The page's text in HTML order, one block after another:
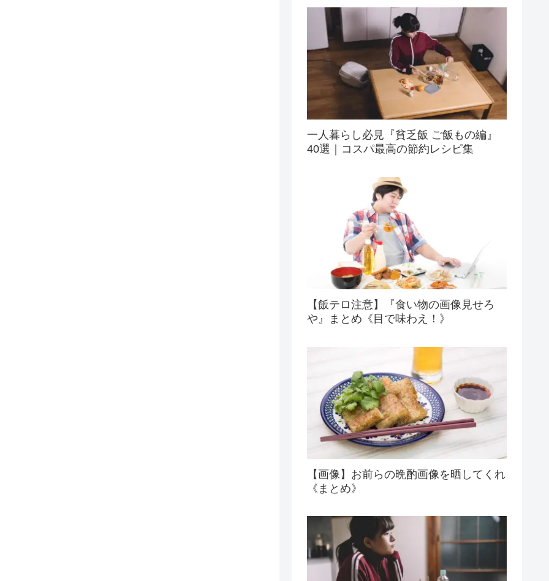
一人暮らし必見『貧乏飯 ご飯もの編』
40選｜コスパ最高の節約レシピ集
【飯テロ注意】『食い物の画像見せろ
や』まとめ《目で味わえ！》
【画像】お前らの晩酌画像を晒してくれ
《まとめ》